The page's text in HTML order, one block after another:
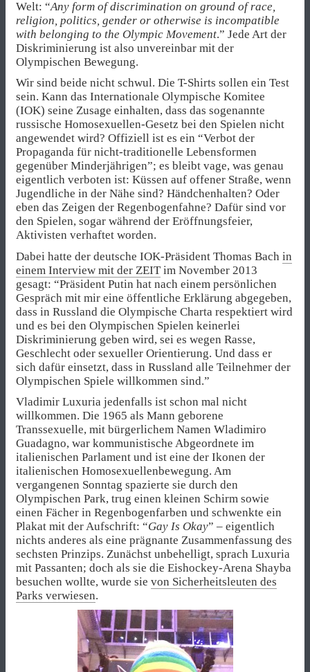
Welt: “Any form of discrimination on ground of race,
religion, politics, gender or otherwise is incompatible
with belonging to the Olympic Movement.” Jede Art der
Diskriminierung ist also unvereinbar mit der
Olympischen Bewegung.
Wir sind beide nicht schwul. Die T-Shirts sollen ein Test
sein. Kann das Internationale Olympische Komitee
(IOK) seine Zusage einhalten, dass das sogenannte
russische Homosexuellen-Gesetz bei den Spielen nicht
angewendet wird? Offiziell ist es ein “Verbot der
Propaganda für nicht-traditionelle Lebensformen
gegenüber Minderjährigen”; es bleibt vage, was genau
eigentlich verboten ist: Küssen auf offener Straße, wenn
Jugendliche in der Nähe sind? Händchenhalten? Oder
eben das Zeigen der Regenbogenfahne? Dafür sind vor
den Spielen, sogar während der Eröffnungsfeier,
Aktivisten verhaftet worden.
Dabei hatte der deutsche IOK-Präsident Thomas Bach in
einem Interview mit der ZEIT im November 2013
gesagt: “Präsident Putin hat nach einem persönlichen
Gespräch mit mir eine öffentliche Erklärung abgegeben,
dass in Russland die Olympische Charta respektiert wird
und es bei den Olympischen Spielen keinerlei
Diskriminierung geben wird, sei es wegen Rasse,
Geschlecht oder sexueller Orientierung. Und dass er
sich dafür einsetzt, dass in Russland alle Teilnehmer der
Olympischen Spiele willkommen sind.”
Vladimir Luxuria jedenfalls ist schon mal nicht
willkommen. Die 1965 als Mann geborene
Transsexuelle, mit bürgerlichem Namen Wladimiro
Guadagno, war kommunistische Abgeordnete im
italienischen Parlament und ist eine der Ikonen der
italienischen Homosexuellenbewegung. Am
vergangenen Sonntag spazierte sie durch den
Olympischen Park, trug einen kleinen Schirm sowie
einen Fächer in Regenbogenfarben und schwenkte ein
Plakat mit der Aufschrift: “Gay Is Okay” – eigentlich
nichts anderes als eine prägnante Zusammenfassung des
sechsten Prinzips. Zunächst unbehelligt, sprach Luxuria
mit Passanten; doch als sie die Eishockey-Arena Shayba
besuchen wollte, wurde sie von Sicherheitsleuten des
Parks verwiesen.